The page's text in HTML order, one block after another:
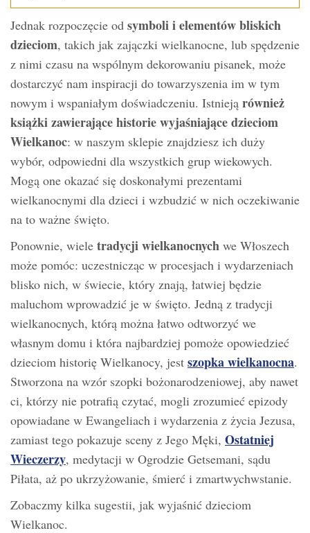
Jednak rozpoczęcie od symboli i elementów bliskich
dzieciom, takich jak zajączki wielkanocne, lub spędzenie
z nimi czasu na wspólnym dekorowaniu pisanek, może
dostarczyć nam inspiracji do towarzyszenia im w tym
nowym i wspaniałym doświadczeniu. Istnieją również
książki zawierające historie wyjaśniające dzieciom
Wielkanoc: w naszym sklepie znajdziesz ich duży
wybór, odpowiedni dla wszystkich grup wiekowych.
Mogą one okazać się doskonałymi prezentami
wielkanocnymi dla dzieci i wzbudzić w nich oczekiwanie
na to ważne święto.
Ponownie, wiele tradycji wielkanocnych we Włoszech
może pomóc: uczestnicząc w procesjach i wydarzeniach
blisko nich, w świecie, który znają, łatwiej będzie
maluchom wprowadzić je w święto. Jedną z tradycji
wielkanocnych, którą można łatwo odtworzyć we
własnym domu i która najbardziej pomoże opowiedzieć
dzieciom historię Wielkanocy, jest szopka wielkanocna.
Stworzona na wzór szopki bożonarodzeniowej, aby nawet
ci, którzy nie potrafią czytać, mogli zrozumieć epizody
opowiadane w Ewangeliach i wydarzenia z życia Jezusa,
zamiast tego pokazuje sceny z Jego Męki, Ostatniej
Wieczerzy, medytacji w Ogrodzie Getsemani, sądu
Piłata, aż po ukrzyżowanie, śmierć i zmartwychwstanie.
Zobaczmy kilka sugestii, jak wyjaśnić dzieciom
Wielkanoc.